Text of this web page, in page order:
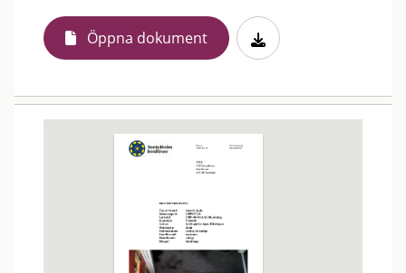
Öppna dokument